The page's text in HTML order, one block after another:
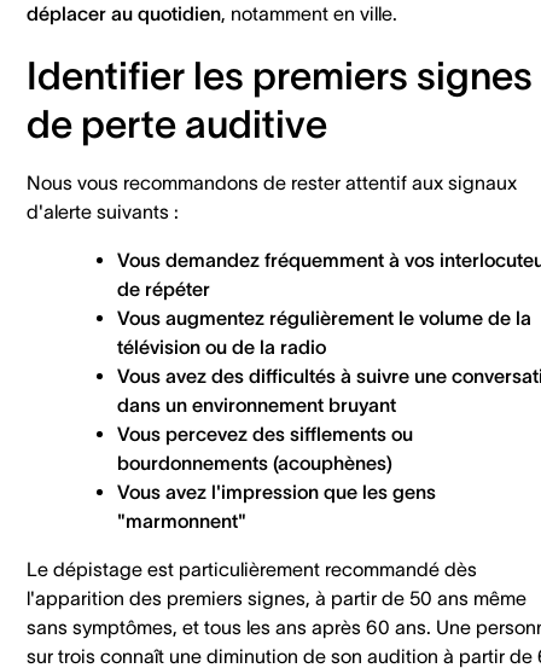
déplacer au quotidien, notamment en ville.
Identifier les premiers signes
de perte auditive
Nous vous recommandons de rester attentif aux signaux
d'alerte suivants :
Vous demandez fréquemment à vos
de répéter
Vous augmentez régulièrement le volume de la
télévision ou de la radio
Vous avez des difficultés à suivre une
dans un environnement bruyant
Vous percevez des sifflements ou
bourdonnements (acouphènes)
Vous avez l'impression que les gens
"marmonnent"
Le dépistage est particulièrement recommandé dès
l'apparition des premiers signes, à partir de 50 ans même
sans symptômes, et tous les ans après 60 ans. Une
sur trois connaît une diminution de son audition à partir de